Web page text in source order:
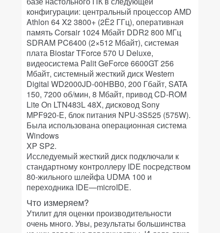
конфигурации: центральный процессор AMD
Athlon 64 X2 3800+ (2Ё2 ГГц), оперативная
память Corsair 1024 Mбайт DDR2 800 МГц
SDRAM PC6400 (2×512 Мбайт), системая
плата Biostar TForce 570 U Deluxe,
видеосистема Palit GeForce 6600GT 256
Мбайт, системный жесткий диск Western
Digital WD2000JD-00HBB0, 200 Гбайт, SATA
150, 7200 об/мин, 8 Мбайт, привод CD-ROM
Lite On LTN483L 48X, дисковод Sony
MPF920-E, блок питания NPU-3S525 (575W).
Была использована операционная система
Windows
XP SP2.
Исследуемый жесткий диск подключали к
стандартному контроллеру IDE посредством
80-жильного шлейфа UDMA 100 и
переходника IDE—microIDE.
Что измеряем?
Утилит для оценки производительности
очень много. Увы, результаты большинства